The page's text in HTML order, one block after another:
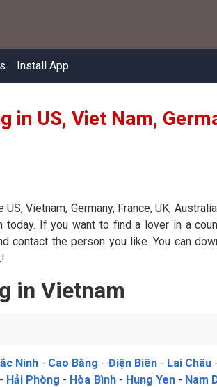
Install App
in US, Viet Nam,
Vietnam, Germany, France, UK,
today. If you want to find a lover in a
contact the person you like. You can
in Vietnam
Ninh- Cao Bằng - Điện Biên- Lai Châu -
- Hải Phòng - Hòa Bình- Hung Yen- Nam